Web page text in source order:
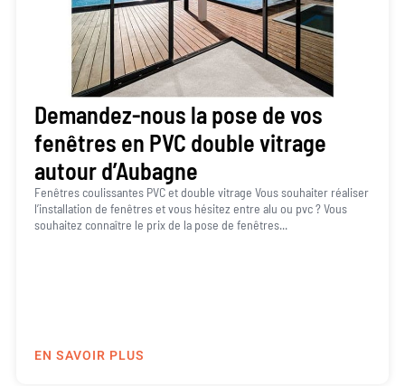
Demandez-nous la pose de vos
fenêtres en PVC double vitrage
autour d’Aubagne
Fenêtres coulissantes PVC et double vitrage Vous souhaiter réaliser
l’installation de fenêtres et vous hésitez entre alu ou pvc ? Vous
souhaitez connaître le prix de la pose de fenêtres...
EN SAVOIR PLUS